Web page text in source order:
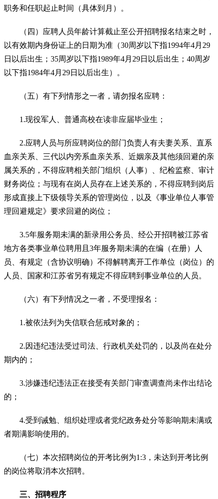
职务和任职起止时间（具体到月）。
（四）应聘人员年龄计算截止至公开招聘报名结束之时，
以有效期内身份证上的日期为准（30周岁以下指1994年4月29
日以后出生；35周岁以下指1989年4月29日以后出生；40周岁
以下指1984年4月29日以后出生）。
（五）有下列情形之一者，请勿报名应聘：
1.现役军人、普通高校在读非应届毕业生；
2.应聘人员与所应聘岗位的部门负责人有夫妻关系、直系
血亲关系、三代以内旁系血亲关系、近姻亲及其他须回避的亲
属关系的，不得应聘相关部门组织（人事）、纪检监察、审计
财务岗位；与现有在岗人员存在上述关系的，不得应聘到岗后
形成直接上下级领导关系的管理岗位，以及《事业单位人事管
理回避规定》要求回避的岗位；
3.5年服务期未满的新录用公务员、经公开招聘被江苏省
地方各类事业单位聘用且3年服务期未满的在编（在册）人
员、有规定（含协议明确）不得解聘离开工作单位（岗位）的
人员、国家和江苏省另有规定不得应聘到事业单位的人员。
（六）有下列情况之一者，不受理报名：
1.被依法列为失信联合惩戒对象的；
2.因违纪违法受过司法、行政机关处罚的，以及尚在处分
期内的；
3.涉嫌违纪违法正在接受有关部门审查调查尚未作出结论
的；
4.受到诫勉、组织处理或者党纪政务处分等影响期未满或
者期满影响使用的。
（七）本次招聘岗位的开考比例为1:3，未达到开考比例
的岗位将取消本次招聘。
三、招聘程序